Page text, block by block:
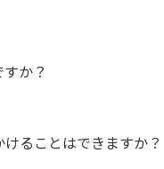
か？
ることはできますか？